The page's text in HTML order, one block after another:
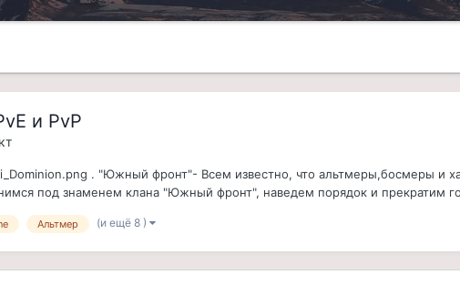
и PvP
. "Южный фронт"- Всем известно, что альтмеры,босмеры и
под знаменем клана "Южный фронт", наведем порядок и прекратим
Альтмер (и ещё 8 )